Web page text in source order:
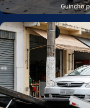
Guincho